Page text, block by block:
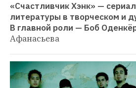
«Счастливчик Хэнк» —
литературы в творческом и
В главной роли — Боб
Афанасьева